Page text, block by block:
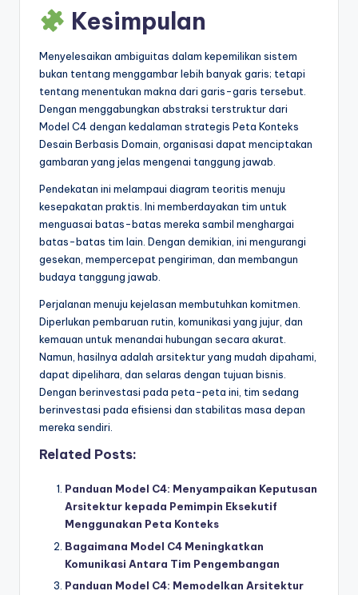
Kesimpulan
Menyelesaikan ambiguitas dalam kepemilikan sistem
bukan tentang menggambar lebih banyak garis; tetapi
tentang menentukan makna dari garis-garis tersebut.
Dengan menggabungkan abstraksi terstruktur dari
Model C4 dengan kedalaman strategis Peta Konteks
Desain Berbasis Domain, organisasi dapat menciptakan
gambaran yang jelas mengenai tanggung jawab.
Pendekatan ini melampaui diagram teoritis menuju
kesepakatan praktis. Ini memberdayakan tim untuk
menguasai batas-batas mereka sambil menghargai
batas-batas tim lain. Dengan demikian, ini mengurangi
gesekan, mempercepat pengiriman, dan membangun
budaya tanggung jawab.
Perjalanan menuju kejelasan membutuhkan komitmen.
Diperlukan pembaruan rutin, komunikasi yang jujur, dan
kemauan untuk menandai hubungan secara akurat.
Namun, hasilnya adalah arsitektur yang mudah dipahami,
dapat dipelihara, dan selaras dengan tujuan bisnis.
Dengan berinvestasi pada peta-peta ini, tim sedang
berinvestasi pada efisiensi dan stabilitas masa depan
mereka sendiri.
Related Posts:
Panduan Model C4: Menyampaikan Keputusan
Arsitektur kepada Pemimpin Eksekutif
Menggunakan Peta Konteks
Bagaimana Model C4 Meningkatkan
Komunikasi Antara Tim Pengembangan
Panduan Model C4: Memodelkan Arsitektur